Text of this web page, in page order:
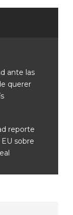
ante las
querer
reporte
sobre